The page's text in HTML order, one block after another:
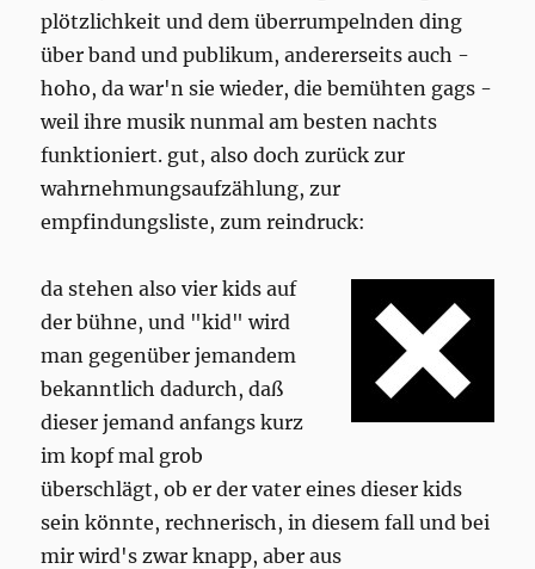
plötzlichkeit und dem überrumpelnden ding
über band und publikum, andererseits auch -
hoho, da war'n sie wieder, die bemühten gags -
weil ihre musik nunmal am besten nachts
funktioniert. gut, also doch zurück zur
wahrnehmungsaufzählung, zur
empfindungsliste, zum reindruck:
da stehen also vier kids auf
der bühne, und "kid" wird
man gegenüber jemandem
bekanntlich dadurch, daß
dieser jemand anfangs kurz
im kopf mal grob
überschlägt, ob er der vater eines dieser kids
sein könnte, rechnerisch, in diesem fall und bei
mir wird's zwar knapp, aber aus